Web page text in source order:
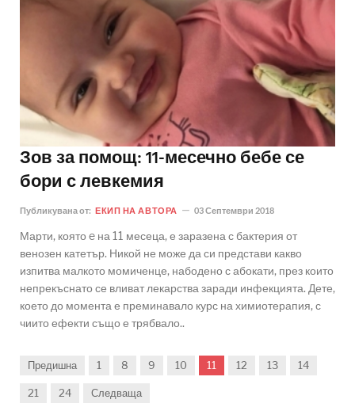
Зов за помощ: 11-месечно бебе се
бори с левкемия
Публикувана от: ЕКИП НА АВТОРА 03 Септември 2018
Марти, която e на 11 месеца, е заразена с бактерия от
венозен катетър. Никой не може да си представи какво
изпитва малкото момиченце, набодено с абокати, през които
непрекъснато се вливат лекарства заради инфекцията. Дете,
което до момента е преминавало курс на химиотерапия, с
чиито ефекти също е трябвало..
Предишна 1 8 9 10 11 12 13 14
21 24 Следваща